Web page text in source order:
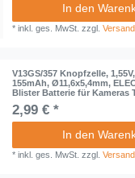
In den
*inkl. ges. MwSt. zzgl.
V13GS/357 Knopfzelle,
155mAh, Ø11,6x5,4mm,
Blister Batterie für Kameras
2,99 € *
In den
*inkl. ges. MwSt. zzgl.